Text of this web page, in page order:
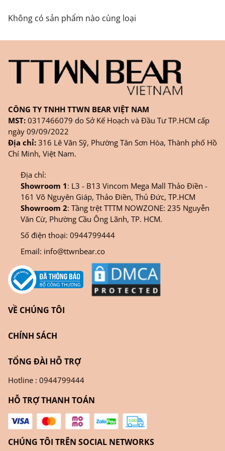
FANPAGE/ZALO/
Thời gian nhận hàng: Đối với đơn hàng Online tại
TPHCM, sản phẩm sẽ được giao sớm nhất là 1
ngày sau khi đặt.
Không có sản phẩm nào cùng loại
CÔNG TY TNHH TTWN BEAR VIỆT NAM
MST: 0317466079 do Sở Kế Hoạch và Đầu Tư TP.HCM cấp
ngày 09/09/2022
Địa chỉ: 316 Lê Văn Sỹ, Phường Tân Sơn Hòa, Thành phố Hồ
Chí Minh, Việt Nam.
Địa chỉ:
Showroom 1: L3 - B13 Vincom Mega Mall Thảo Điền -
161 Võ Nguyên Giáp, Thảo Điền, Thủ Đức, TP.HCM
Showroom 2: Tầng trệt TTTM NOWZONE: 235 Nguyễn
Văn Cừ, Phường Cầu Ông Lãnh, TP. HCM.
Số điện thoại: 0944799444
Email: info@ttwnbear.co
VỀ CHÚNG TÔI
CHÍNH SÁCH
TỔNG ĐÀI HỖ TRỢ
Hotline : 0944799444
HỖ TRỢ THANH TOÁN
CHÚNG TÔI TRÊN SOCIAL NETWORKS